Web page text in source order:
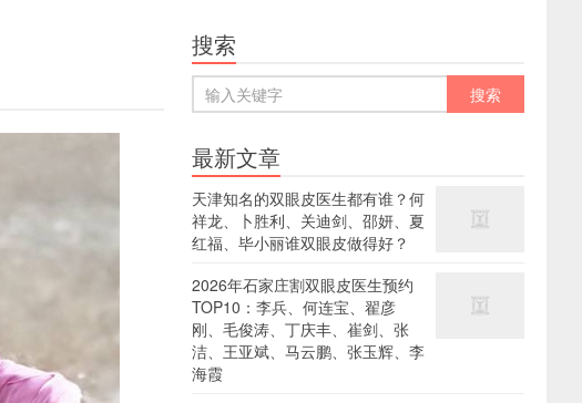
搜索
最新文章
天津知名的双眼皮医生都有谁？何
祥龙、卜胜利、关迪剑、邵妍、夏
红福、毕小丽谁双眼皮做得好？
2026年石家庄割双眼皮医生预约
TOP10：李兵、何连宝、翟彦
刚、毛俊涛、丁庆丰、崔剑、张
洁、王亚斌、马云鹏、张玉辉、李
海霞